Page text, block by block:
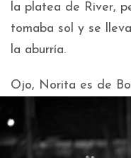
la platea de River,
tomaba sol y se
la aburría.
Ojo, Norita es de